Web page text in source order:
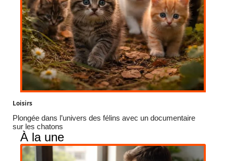
Loisirs
Plongée dans l’univers des félins avec un documentaire
sur les chatons
À la une